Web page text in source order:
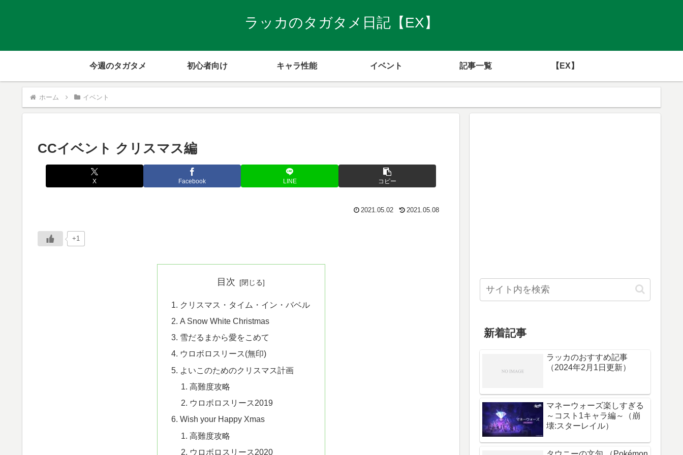
ラッカのタガタメ日記【EX】
今週のタガタメ 初心者向け キャラ性能 イベント 記事一覧 【EX】
ホーム イベント
CCイベント クリスマス編
X Facebook LINE コピー
2021.05.02 2021.05.08
+1
目次
クリスマス・タイム・イン・バベル
A Snow White Christmas
雪だるまから愛をこめて
ウロボロスリース(無印)
よいこのためのクリスマス計画
高難度攻略
ウロボロスリース2019
Wish your Happy Xmas
高難度攻略
ウロボロスリース2020
新着記事
ラッカのおすすめ記事
（2024年2月1日更新）
マネーウォーズ楽しすぎる
～コスト1キャラ編～（崩
壊:スターレイル）